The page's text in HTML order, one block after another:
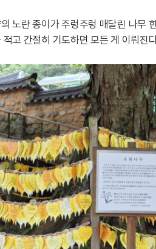
노란 종이가 주렁주렁 매달린 나무
고 간절히 기도하면 모든 게 이뤄진